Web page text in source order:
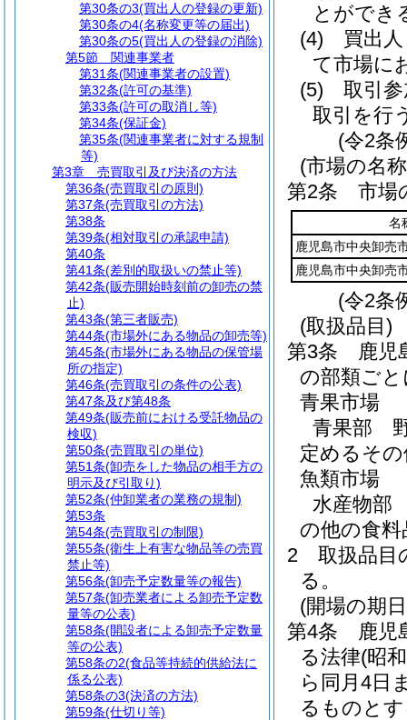
とができ
(4)
買出
て市場に
(5)
取引
取引を行
(令2条
(市場の名
第2条
市場
名
鹿児島市中央卸売
鹿児島市中央卸売
(令2条
(取扱品目)
第3条
鹿児
の部類ご
青果市場
青果部
定めるそ
魚類市場
水産物部
の他の食料
2
取扱品目
る。
(開場の期
第4条
鹿児
る法律(昭
ら同月4日
るものと
第30条の3(買出人の登録の更新)
第30条の4(名称変更等の届出)
第30条の5(買出人の登録の消除)
第5節
関連事業者
第31条(関連事業者の設置)
第32条(許可の基準)
第33条(許可の取消し等)
第34条(保証金)
第35条(関連事業者に対する規制
等)
第3章
売買取引及び決済の方法
第36条(売買取引の原則)
第37条(売買取引の方法)
第38条
第39条(相対取引の承認申請)
第40条
第41条(差別的取扱いの禁止等)
第42条(販売開始時刻前の卸売の禁
止)
第43条(第三者販売)
第44条(市場外にある物品の卸売等)
第45条(市場外にある物品の保管場
所の指定)
第46条(売買取引の条件の公表)
第47条及び第48条
第49条(販売前における受託物品の
検収)
第50条(売買取引の単位)
第51条(卸売をした物品の相手方の
明示及び引取り)
第52条(仲卸業者の業務の規制)
第53条
第54条(売買取引の制限)
第55条(衛生上有害な物品等の売買
禁止等)
第56条(卸売予定数量等の報告)
第57条(卸売業者による卸売予定数
量等の公表)
第58条(開設者による卸売予定数量
等の公表)
第58条の2(食品等持続的供給法に
係る公表)
第58条の3(決済の方法)
第59条(仕切り等)